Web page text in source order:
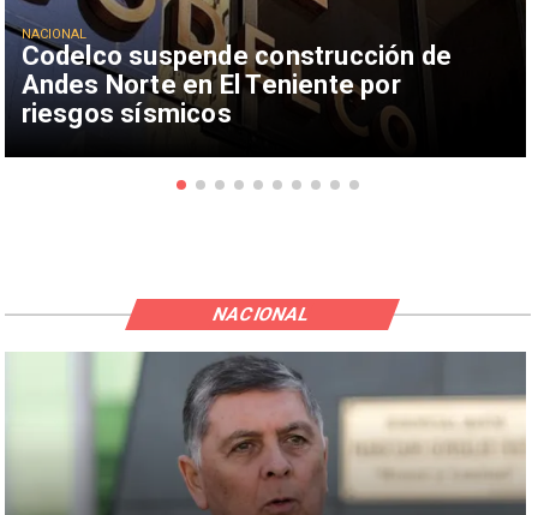
Codelco suspende construcción de
Andes Norte en El Teniente por
riesgos sísmicos
NACIONAL
NACIONAL